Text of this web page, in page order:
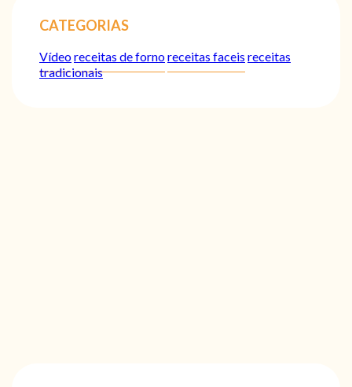
CATEGORIAS
Vídeoreceitas de fornoreceitas faceis receitas
tradicionais